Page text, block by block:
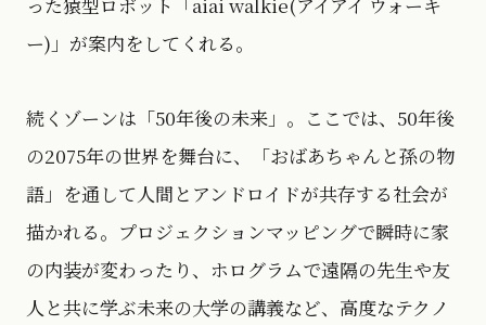
ー)」が案内をしてくれる。
続くゾーンは「50年後の未来」。ここでは、50年後
の2075年の世界を舞台に、「おばあちゃんと孫の物
語」を通して人間とアンドロイドが共存する社会が
描かれる。プロジェクションマッピングで瞬時に家
の内装が変わったり、ホログラムで遠隔の先生や友
人と共に学ぶ未来の大学の講義など、高度なテクノ